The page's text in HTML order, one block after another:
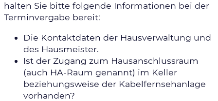
halten Sie bitte folgende Informationen bei der
Terminvergabe bereit:
Die Kontaktdaten der Hausverwaltung und
des Hausmeister.
Ist der Zugang zum Hausanschlussraum
(auch HA-Raum genannt) im Keller
beziehungsweise der Kabelfernsehanlage
vorhanden?